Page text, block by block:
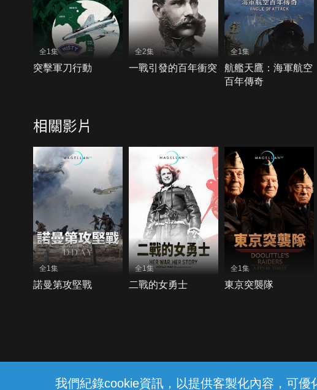
我們紀錄cookie資訊，以提供客製化內容，可
全1集
突擊軍刀行動
全2集
一戰引發的百年衝突
全1集
航艦天鷹：海軍航空
百年傳奇
相關影片
全1集
諾曼第攻堅戰
全1集
二戰的女勇士
全1集
東京突襲隊